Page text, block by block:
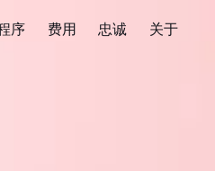
序 费用 忠诚 关于